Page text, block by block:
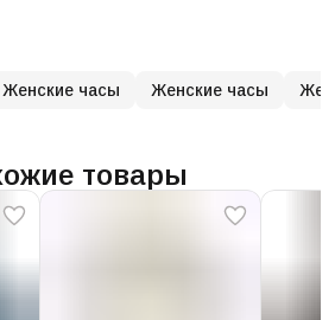
Женские часы Женские часы
товары